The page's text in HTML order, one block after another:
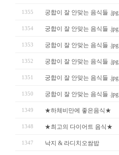
1355 궁합이 잘 안맞는 음식들 .jpg
1354 궁합이 잘 안맞는 음식들 .jpg
1353 궁합이 잘 안맞는 음식들 .jpg
1352 궁합이 잘 안맞는 음식들 .jpg
1351 궁합이 잘 안맞는 음식들 .jpg
1350 궁합이 잘 안맞는 음식들 .jpg
1349 ★하체비만에 좋은음식★
1348 ★최고의 다이어트 음식★
1347 낙지 & 라디치오쌈밥